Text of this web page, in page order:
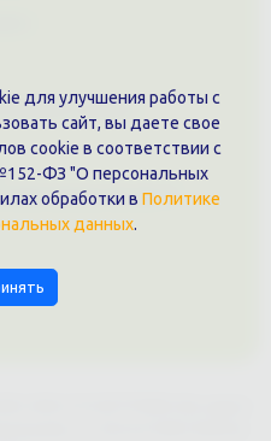
данных
Нефтяников, 28, оф. 51
для улучшения работы с
сайт, вы даете свое
cookie в соответствии с
ФЗ "О персональных
обработки в Политике
данных.